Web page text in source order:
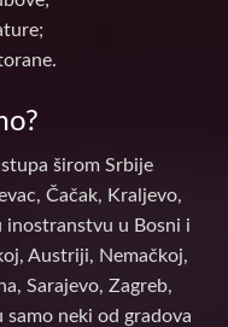
širom Srbije
Čačak, Kraljevo,
inostranstvu u Bosni i
Austriji, Nemačkoj,
Sarajevo, Zagreb,
neki od gradova